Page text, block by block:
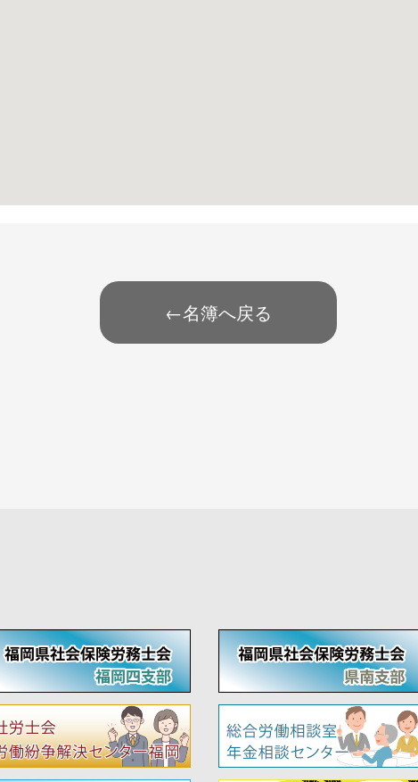
←名簿へ戻る